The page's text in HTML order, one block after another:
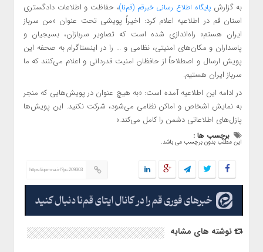
به گزارشپایگاه اطلاع رسانی خبرقم (قم‌نا)، حفاظت و اطلاعات دادگستری
استان قم در اطلاعیه اعلام کرد: اخیراً پویشی تحت عنوان «من سرباز
ایران هستم» راه‌اندازی شده است که تصاویر سربازان، بسیجیان و
پاسداران و مکان‌های امنیتی، نظامی و … را در اینستاگرام به صحفه این
پویش ارسال و اصطلاحاً از حافظان امنیت قدردانی و اعلام می‌کنند که ما
سرباز ایران هستیم.
در ادامه این اطلاعیه آمده است: «به هیچ عنوان در پویش‌هایی که منجر
به نمایش اشخاص و اماکن نظامی می‌شود، شرکت نکنید. این پویش‌ها
پازل‌های اطلاعاتی دشمن را کامل می‌کند.»
برچسب ها :
این مطلب بدون برچسب می باشد.
https://qomna.ir/?p=209303
نوشته های مشابه